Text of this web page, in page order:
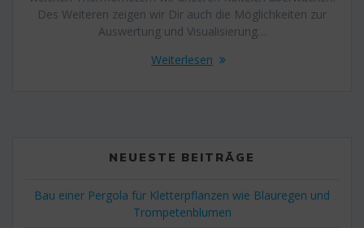
Des Weiteren zeigen wir Dir auch die Möglichkeiten zur
Auswertung und Visualisierung…
Weiterlesen
NEUESTE BEITRÄGE
Bau einer Pergola für Kletterpflanzen wie Blauregen und
Trompetenblumen